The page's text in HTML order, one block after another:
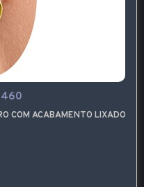
COM ACABAMENTO LIXADO